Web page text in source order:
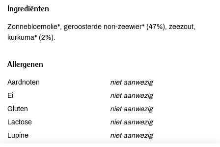
Ingrediënten
Zonnebloemolie*, geroosterde nori-zeewier* (47%), zeezout,
kurkuma* (2%).
Allergenen
Aardnoten
niet aanwezig
Ei
niet aanwezig
Gluten
niet aanwezig
Lactose
niet aanwezig
Lupine
niet aanwezig